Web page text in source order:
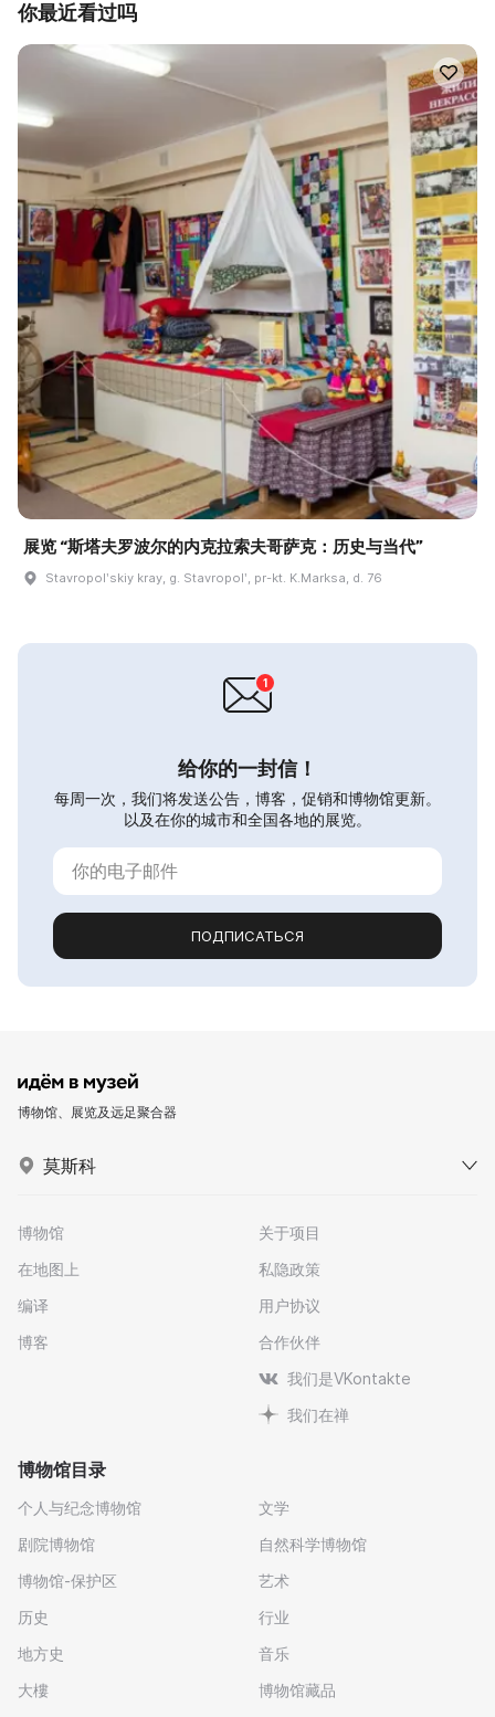
你最近看过吗
展览 “斯塔夫罗波尔的内克拉索夫哥萨克：历史与当代”
Stavropolʹskiy kray, g. Stavropolʹ, pr-kt. K.Marksa, d. 76
给你的一封信！
每周一次，我们将发送公告，博客，促销和博物馆更新。
以及在你的城市和全国各地的展览。
ПОДПИСАТЬСЯ
博物馆、展览及远足聚合器
莫斯科
博物馆
在地图上
编译
博客
关于项目
私隐政策
用户协议
合作伙伴
我们是VKontakte
我们在禅
博物馆目录
个人与纪念博物馆
剧院博物馆
博物馆-保护区
历史
地方史
大樓
文学
自然科学博物馆
艺术
行业
音乐
博物馆藏品